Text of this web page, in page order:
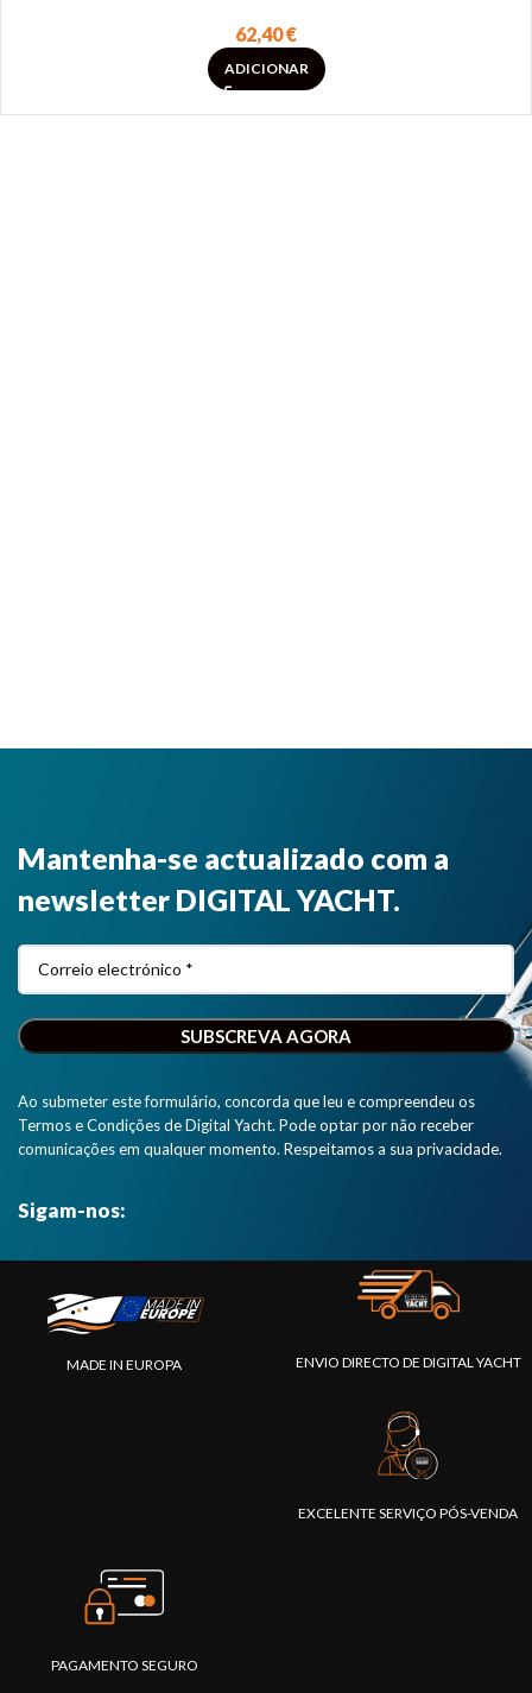
62,40€
ADICIONAR
Mantenha-se actualizado com a
newsletter DIGITAL YACHT.
Ao submeter este formulário, concorda que leu e compreendeu os
Termos e Condições de Digital Yacht. Pode optar por não receber
comunicações em qualquer momento. Respeitamos a sua privacidade.
Sigam-nos:
MADE IN EUROPA ENVIO DIRECTO DE DIGITAL YACHT
EXCELENTE SERVIÇO PÓS-VENDA
PAGAMENTO SEGURO